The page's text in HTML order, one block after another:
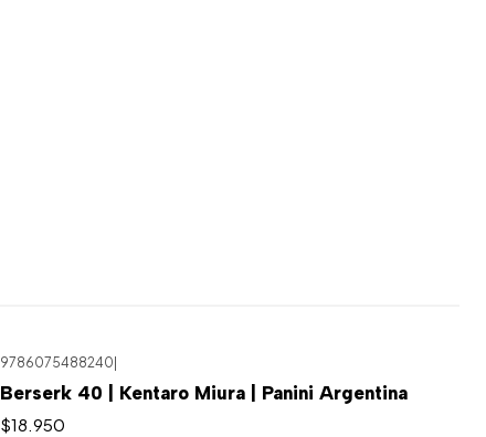
9786075488240|
Berserk 40 | Kentaro Miura | Panini Argentina
$18.950